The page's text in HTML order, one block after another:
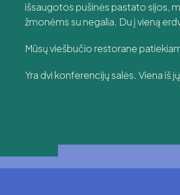
išsaugotos pušinės pastato sijos,
žmonėms su negalia. Du į vieną
Mūsų viešbučio restorane
Yra dvi konferencijų salės. Viena